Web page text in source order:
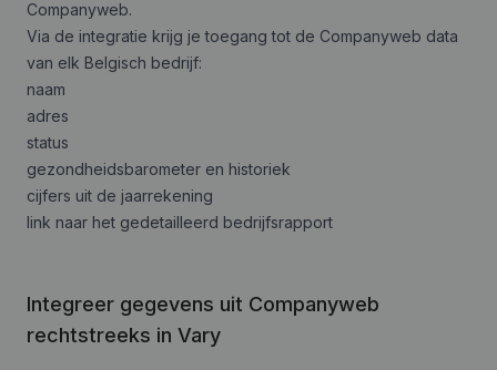
Companyweb.
Via de integratie krijg je toegang tot de Companyweb data
van elk Belgisch bedrijf:
naam
adres
status
gezondheidsbarometer en historiek
cijfers uit de jaarrekening
link naar het gedetailleerd bedrijfsrapport
Integreer gegevens uit Companyweb
rechtstreeks in Vary